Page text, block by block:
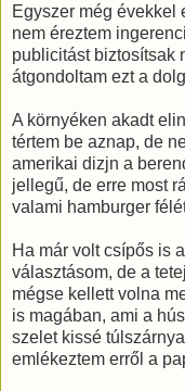
Egyszer még évekkel
nem éreztem
publicitást biztosítsak
átgondoltam ezt a
A környéken akadt
tértem be aznap, de
amerikai dizjn a
jellegű, de erre most
valami hamburger
Ha már volt csípős is
választásom, de a
mégse kellett volna
is magában, ami a
szelet kissé
emlékeztem erről a